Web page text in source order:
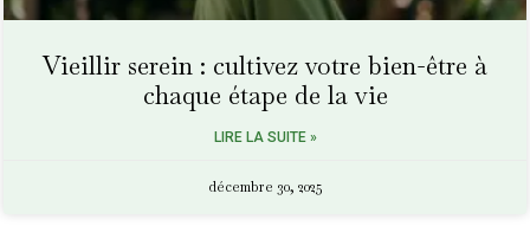
Vieillir serein : cultivez votre bien-être à
chaque étape de la vie
LIRE LA SUITE »
décembre 30, 2025